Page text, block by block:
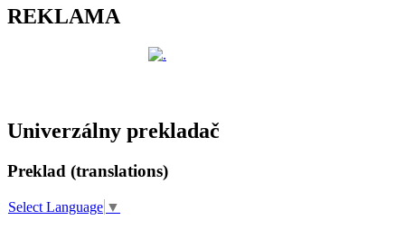
REKLAMA
Univerzálny prekladač
Preklad (translations)
Select Language ▼